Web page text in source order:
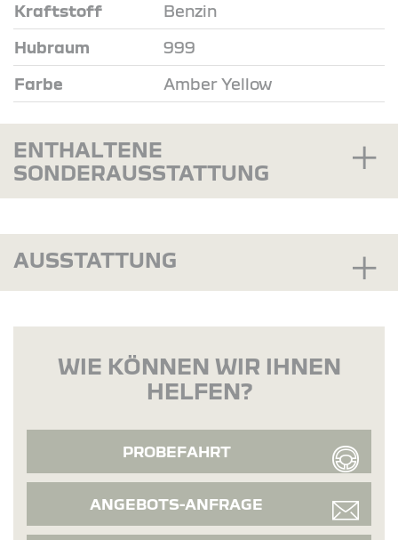
Kraftstoff Benzin
Hubraum 999
Farbe Amber Yellow
ENTHALTENE
SONDERAUSSTATTUNG
AUSSTATTUNG
WIE KÖNNEN WIR IHNEN
HELFEN?
PROBEFAHRT
ANGEBOTS-ANFRAGE